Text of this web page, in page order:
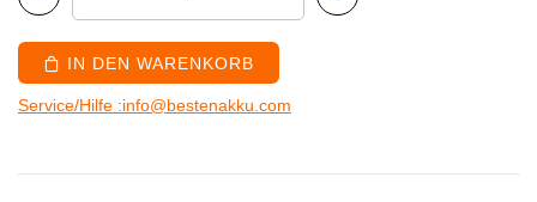
IN DEN WARENKORB
Service/Hilfe :info@bestenakku.com